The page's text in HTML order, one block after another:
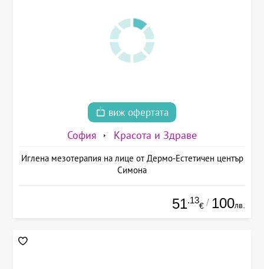
виж офертата
София Красота и Здраве
Иглена мезотерапия на лице от Дермо-Естетичен център
Симона
51.13
€ / 100лв.